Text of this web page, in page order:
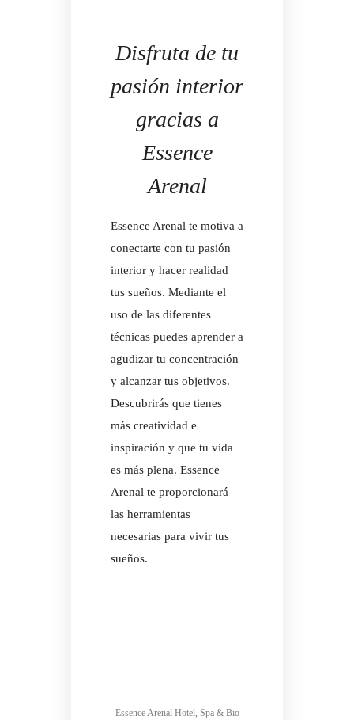
Disfruta de tu
pasión interior
gracias a
Essence
Arenal
Essence Arenal te motiva a
conectarte con tu pasión
interior y hacer realidad
tus sueños. Mediante el
uso de las diferentes
técnicas puedes aprender a
agudizar tu concentración
y alcanzar tus objetivos.
Descubrirás que tienes
más creatividad e
inspiración y que tu vida
es más plena. Essence
Arenal te proporcionará
las herramientas
necesarias para vivir tus
sueños.
Essence Arenal Hotel, Spa & Bio